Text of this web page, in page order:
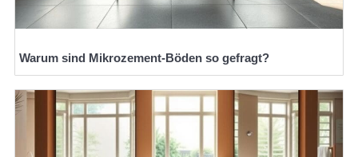
Warum sind Mikrozement-Böden so gefragt?